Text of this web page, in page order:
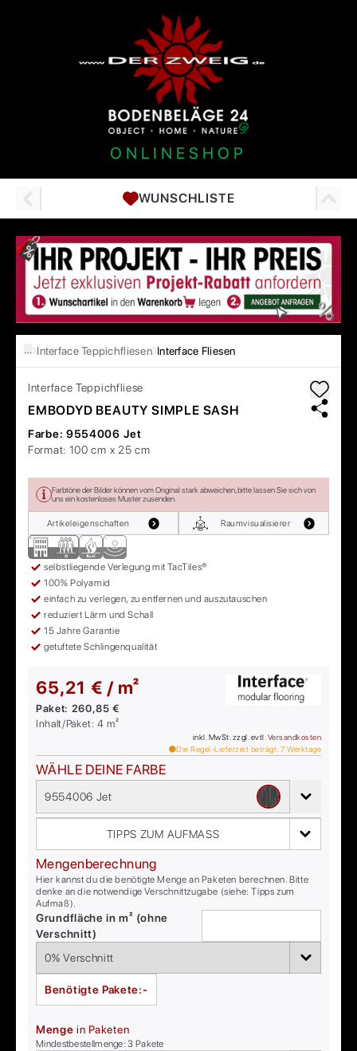
ONLINESHOP
WUNSCHLISTE
… Interface Teppichfliesen Interface Fliesen
Interface Teppichfliese
EMBODYD BEAUTY SIMPLE SASH
Farbe: 9554006 Jet
Format: 100 cm x 25 cm
Farbtöne der Bilder können vom Original stark abweichen, bitte lassen Sie sich von
uns ein kostenloses Muster zusenden.
Artikeleigenschaften Raumvisualisierer
selbstliegende Verlegung mit TacTiles®
100% Polyamid
einfach zu verlegen, zu entfernen und auszutauschen
reduziert Lärm und Schall
15 Jahre Garantie
getuftete Schlingenqualität
65,21 € / m²
Paket: 260,85 €
Inhalt/Paket:4 m²
inkl. MwSt. zzgl. evtl. Versandkosten
Die Regel-Lieferzeit beträgt: 7 Werktage
WÄHLE DEINE FARBE
9554006 Jet
TIPPS ZUM AUFMASS
Mengenberechnung
Hier kannst du die benötigte Menge an Paketen berechnen. Bitte
denke an die notwendige Verschnittzugabe (siehe: Tipps zum
Aufmaß).
Grundfläche in m² (ohne
Verschnitt)
Benötigte Pakete:-
Menge in Paketen
Mindestbestellmenge:3 Pakete